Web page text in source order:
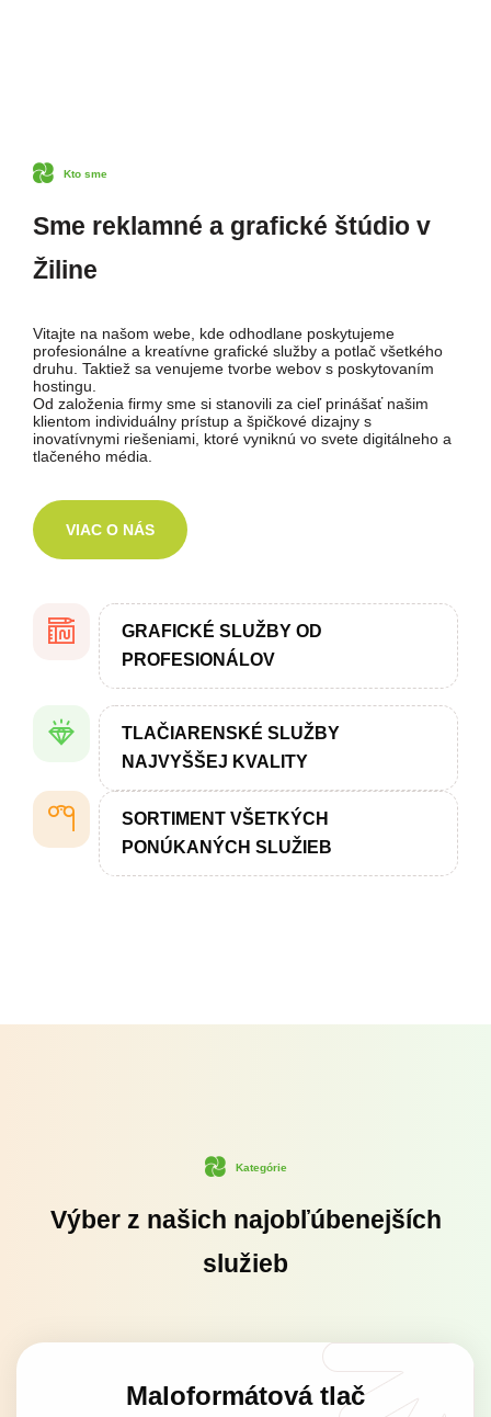
Kto sme
Sme reklamné a grafické štúdio v
Žiline
Vitajte na našom webe, kde odhodlane poskytujeme
profesionálne a kreatívne grafické služby a potlač všetkého
druhu. Taktiež sa venujeme tvorbe webov s poskytovaním
hostingu.
Od založenia firmy sme si stanovili za cieľ prinášať našim
klientom individuálny prístup a špičkové dizajny s
inovatívnymi riešeniami, ktoré vyniknú vo svete digitálneho a
tlačeného média.
VIAC O NÁS
GRAFICKÉ SLUŽBY OD
PROFESIONÁLOV
TLAČIARENSKÉ SLUŽBY
NAJVYŠŠEJ KVALITY
SORTIMENT VŠETKÝCH
PONÚKANÝCH SLUŽIEB
Kategórie
Výber z našich najobľúbenejších
služieb
Maloformátová tlač